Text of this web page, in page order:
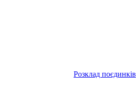
Розклад поєдинків